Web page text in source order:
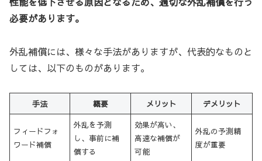
必要があります。
外乱補償には、様々な手法がありますが、代表的なものと
しては、以下のものがあります。
手法 概要 メリット デメリット
フィードフォ
ワード補償
外乱を予測
し、事前に補
償する
効果が高い、
高速な補償が
可能
外乱の予測精
度が重要